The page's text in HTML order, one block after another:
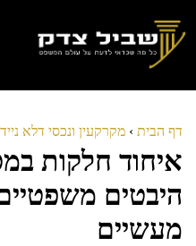
לתוכן
דף הבית › מקרקעין ונכסי דלא
היבטים
מעשיים